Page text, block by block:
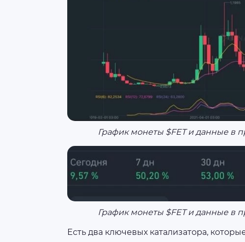
График монеты $FET и данные в
График монеты $FET и данные в
Есть два ключевых катализатора,